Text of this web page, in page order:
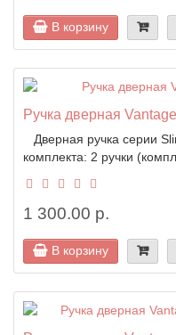
В корзину
Ручка дверная
Дверная ручка серии
комплекта: 2 ручки
1 300.00 р.
В корзину